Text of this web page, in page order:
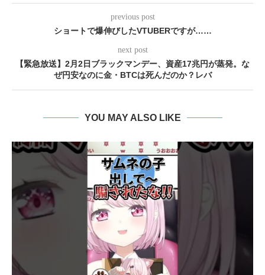
previous post
ショートで爆伸びしたVTUBERですが……
next post
【緊急放送】2月2日ブラックマンデー、資産17兆円が蒸発。な
ぜ円安なのに金・BTCは死んだのか？レバ
YOU MAY ALSO LIKE